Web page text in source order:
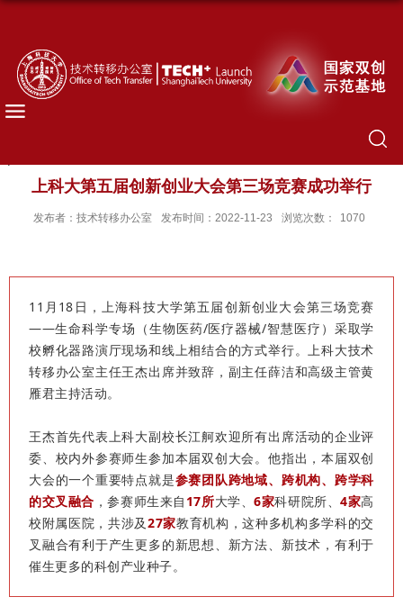
上科大第五届创新创业大会第三场竞赛成功举行
发布者：技术转移办公室 发布时间：2022-11-23 浏览次数： 1070
11月18日，上海科技大学第五届创新创业大会第三场竞赛
——生命科学专场（生物医药/医疗器械/智慧医疗）采取学
校孵化器路演厅现场和线上相结合的方式举行。上科大技术
转移办公室主任王杰出席并致辞，副主任薛洁和高级主管黄
雁君主持活动。
王杰首先代表上科大副校长江舸欢迎所有出席活动的企业评
委、校内外参赛师生参加本届双创大会。他指出，本届双创
大会的一个重要特点就是参赛团队跨地域、跨机构、跨学科
的交叉融合 ，参赛师生来自 17所大学、6家科研院所、4家高
校附属医院，共涉及27家教育机构，这种多机构多学科的交
叉融合有利于产生更多的新思想、新方法、新技术，有利于
催生更多的科创产业种子。